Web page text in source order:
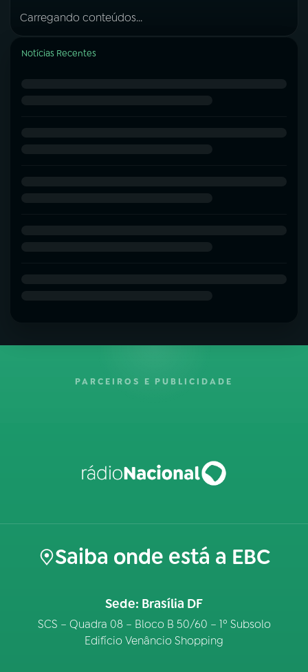
Carregando conteúdos...
Notícias Recentes
PARCEIROS E PUBLICIDADE
Saiba onde está a EBC
Sede: Brasília DF
SCS – Quadra 08 – Bloco B 50/60 – 1º Subsolo
Edifício Venâncio Shopping